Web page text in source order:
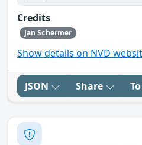
Credits
Jan Schermer
Show details on NVD
JSON Share